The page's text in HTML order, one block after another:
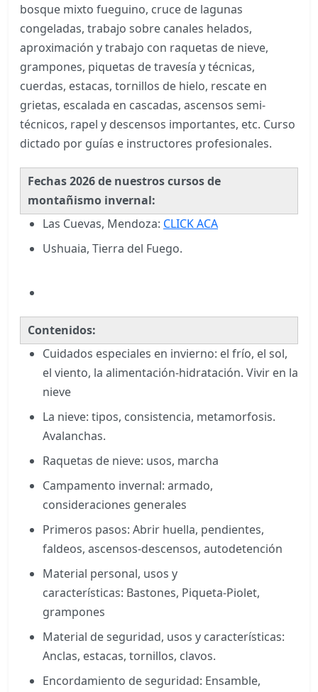
bosque mixto fueguino, cruce de lagunas
congeladas, trabajo sobre canales helados,
aproximación y trabajo con raquetas de nieve,
grampones, piquetas de travesía y técnicas,
cuerdas, estacas, tornillos de hielo, rescate en
grietas, escalada en cascadas, ascensos semi-
técnicos, rapel y descensos importantes, etc. Curso
dictado por guías e instructores profesionales.
Fechas 2026 de nuestros cursos de
montañismo invernal:
Las Cuevas, Mendoza: CLICK ACA
Ushuaia, Tierra del Fuego.
Contenidos:
Cuidados especiales en invierno: el frío, el sol,
el viento, la alimentación-hidratación. Vivir en la
nieve
La nieve: tipos, consistencia, metamorfosis.
Avalanchas.
Raquetas de nieve: usos, marcha
Campamento invernal: armado,
consideraciones generales
Primeros pasos: Abrir huella, pendientes,
faldeos, ascensos-descensos, autodetención
Material personal, usos y
características: Bastones, Piqueta-Piolet,
grampones
Material de seguridad, usos y características:
Anclas, estacas, tornillos, clavos.
Encordamiento de seguridad: Ensamble,